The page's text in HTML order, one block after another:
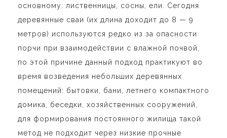
основному: лиственницы, сосны, ели. Сегодня
деревянные сваи (их длина доходит до 8 — 9
метров) используются редко из за опасности
порчи при взаимодействии с влажной почвой,
по этой причине данный подход практикуют во
время возведения небольших деревянных
помещений: бытовки, бани, летнего компактного
домика, беседки, хозяйственных сооружений,
для формирования постоянного жилища такой
метод не подходит через низкие прочные